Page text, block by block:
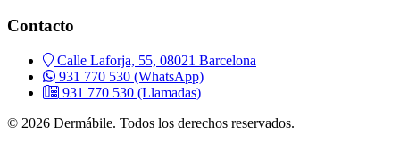
Contacto
Calle Laforja, 55, 08021 Barcelona
931 770 530 (WhatsApp)
931 770 530 (Llamadas)
© 2026 Dermábile. Todos los derechos reservados.